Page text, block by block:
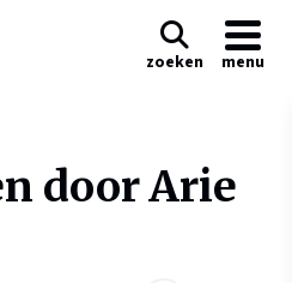
zoeken menu
door Arie